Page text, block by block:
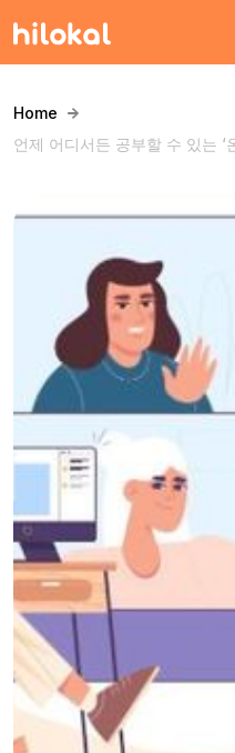
Home
언제 어디서든 공부할 수 있는 ‘